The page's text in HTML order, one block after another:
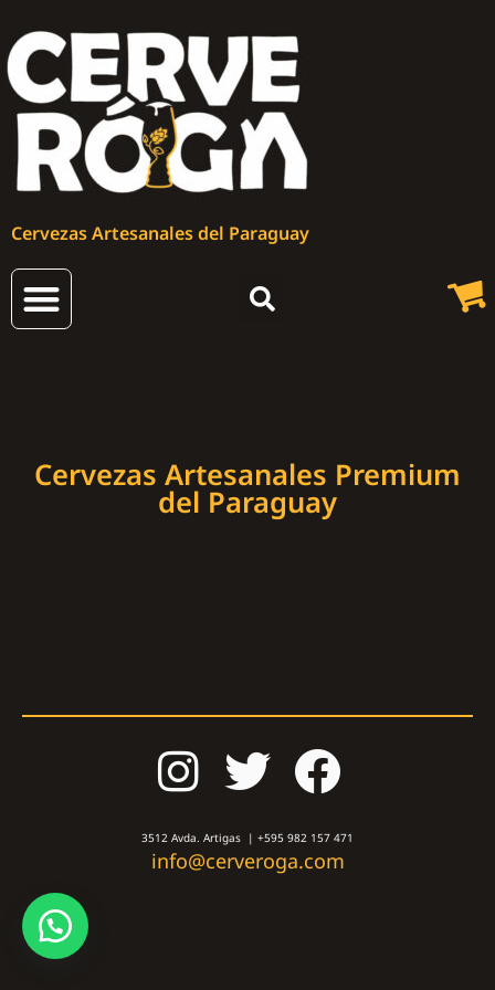
Cervezas Artesanales del Paraguay
Cervezas Artesanales Premium
del Paraguay
3512 Avda. Artigas | +595 982 157 471
info@cerveroga.com